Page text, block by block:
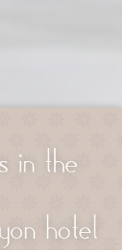
in the
hotel